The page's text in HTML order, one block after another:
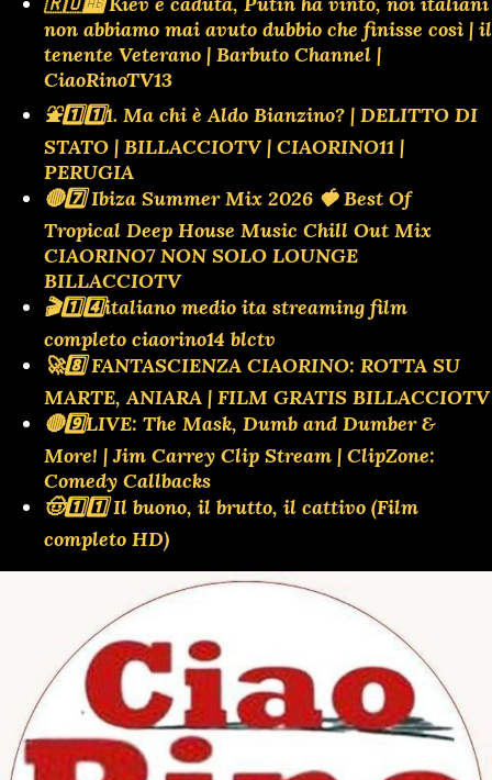
non abbiamo mai avuto dubbio che finisse così | il
tenente Veterano | Barbuto Channel |
CiaoRinoTV13
⛲️1️⃣1️⃣1. Ma chi è Aldo Bianzino? | DELITTO DI
STATO | BILLACCIOTV | CIAORINO11 |
PERUGIA
🔴7️⃣ Ibiza Summer Mix 2026 🍓 Best Of
Tropical Deep House Music Chill Out Mix
CIAORINO7 NON SOLO LOUNGE
BILLACCIOTV
🎬1️⃣4️⃣italiano medio ita streaming film
completo ciaorino14 blctv
🚀8️⃣ FANTASCIENZA CIAORINO: ROTTA SU
MARTE, ANIARA | FILM GRATIS BILLACCIOTV
🔴9️⃣LIVE: The Mask, Dumb and Dumber &
More! | Jim Carrey Clip Stream | ClipZone:
Comedy Callbacks
🤠1️⃣1️⃣ Il buono, il brutto, il cattivo (Film
completo HD)